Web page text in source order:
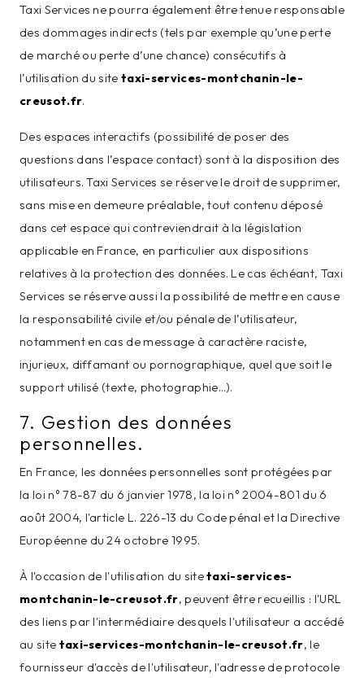
Taxi Services ne pourra également être tenue responsable
des dommages indirects (tels par exemple qu’une perte
de marché ou perte d’une chance) consécutifs à
l’utilisation du sitetaxi-services-montchanin-le-
creusot.fr.
Des espaces interactifs (possibilité de poser des
questions dans l’espace contact) sont à la disposition des
utilisateurs. Taxi Services se réserve le droit de supprimer,
sans mise en demeure préalable, tout contenu déposé
dans cet espace qui contreviendrait à la législation
applicable en France, en particulier aux dispositions
relatives à la protection des données. Le cas échéant, Taxi
Services se réserve aussi la possibilité de mettre en cause
la responsabilité civile et/ou pénale de l’utilisateur,
notamment en cas de message à caractère raciste,
injurieux, diffamant ou pornographique, quel que soit le
support utilisé (texte, photographie…).
7. Gestion des données
personnelles.
En France, les données personnelles sont protégées par
la loi n° 78-87 du 6 janvier 1978, la loi n° 2004-801 du 6
août 2004, l'article L. 226-13 du Code pénal et la Directive
Européenne du 24 octobre 1995.
À l'occasion de l'utilisation du sitetaxi-services-
montchanin-le-creusot.fr, peuvent être recueillis : l'URL
des liens par l'intermédiaire desquels l'utilisateur a accédé
au site taxi-services-montchanin-le-creusot.fr, le
fournisseur d'accès de l'utilisateur, l'adresse de protocole